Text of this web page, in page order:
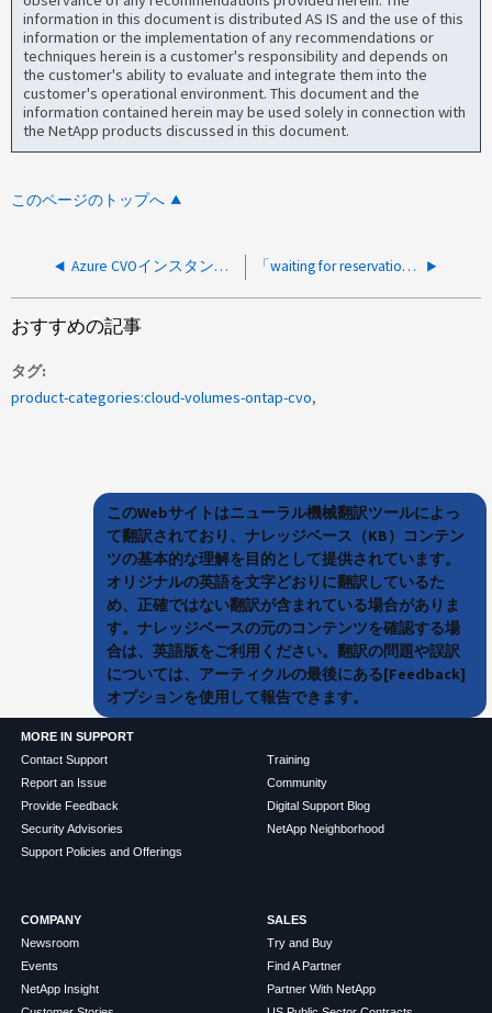
information in this document is distributed AS IS and the use of this
information or the implementation of any recommendations or
techniques herein is a customer's responsibility and depends on
the customer's ability to evaluate and integrate them into the
customer's operational environment. This document and the
information contained herein may be used solely in connection with
the NetApp products discussed in this document.
このページのトップへ
Azure CVOインスタンスでノード管理LIFの動作ステータスがdownと表示されています 「waiting for reservations to clear」を指定してノードをブートできませんでした
おすすめの記事
タグ
product-categories:cloud-volumes-ontap-cvo
このWebサイトはニューラル機械翻訳ツールによっ
て翻訳されており、ナレッジベース（KB）コンテン
ツの基本的な理解を目的として提供されています。
オリジナルの英語を文字どおりに翻訳しているた
め、正確ではない翻訳が含まれている場合がありま
す。ナレッジベースの元のコンテンツを確認する場
合は、英語版をご利用ください。翻訳の問題や誤訳
については、アーティクルの最後にある[Feedback]
オプションを使用して報告できます。
MORE IN SUPPORT
Contact Support
Report an Issue
Provide Feedback
Security Advisories
Support Policies and Offerings
Training
Community
Digital Support Blog
NetApp Neighborhood
COMPANY
Newsroom
Events
NetApp Insight
SALES
Try and Buy
Find A Partner
Partner With NetApp